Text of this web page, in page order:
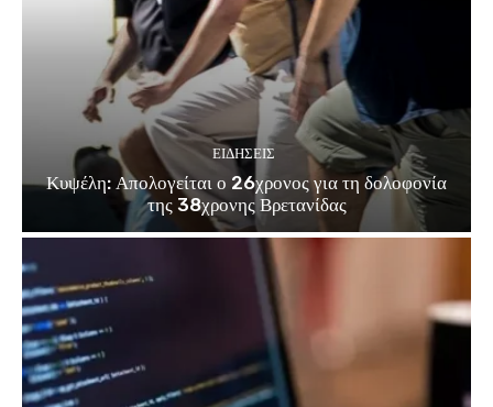
ΕΙΔΗΣΕΙΣ
Κυψέλη: Απολογείται ο 26χρονος για τη δολοφονία
της 38χρονης Βρετανίδας